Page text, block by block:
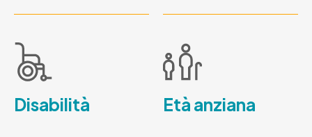
Disabilità Età anziana